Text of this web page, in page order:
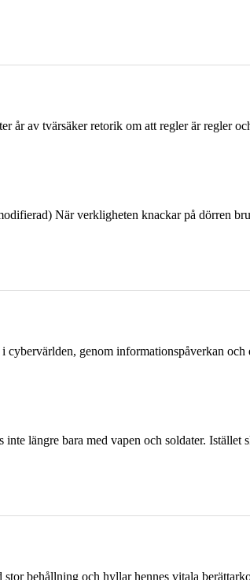
av tvärsäker retorik om att regler är regler
När verkligheten knackar på dörren
genom informationspåverkan
längre bara med vapen och soldater. Istället
behållning och hyllar hennes vitala